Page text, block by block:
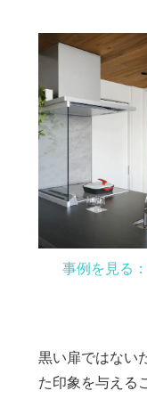
事例を見る
黒い扉ではない
た印象を与える